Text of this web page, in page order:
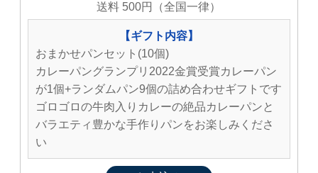
送料 500円（全国一律）
【ギフト内容】
おまかせパンセット(10個)
カレーパングランプリ2022金賞受賞カレーパン
が1個+ランダムパン9個の詰め合わせギフトです
ゴロゴロの牛肉入りカレーの絶品カレーパンと
バラエティ豊かな手作りパンをお楽しみくださ
い